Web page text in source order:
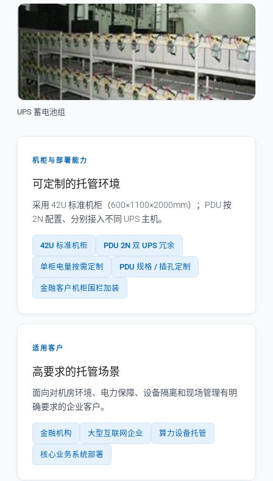
UPS 蓄电池组
机柜与部署能力
可定制的托管环境
采用 42U 标准机柜（600×1100×2000mm）；PDU 按
2N 配置、分别接入不同 UPS 主机。
42U 标准机柜 PDU 2N 双 UPS 冗余
单柜电量按需定制 PDU 规格 / 插孔定制
金融客户机柜围栏加装
适用客户
高要求的托管场景
面向对机房环境、电力保障、设备隔离和现场管理有明
确要求的企业客户。
金融机构 大型互联网企业 算力设备托管
核心业务系统部署